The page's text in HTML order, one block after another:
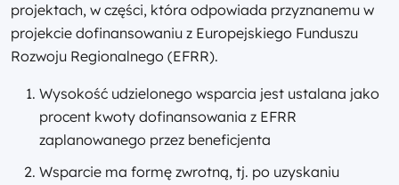
projektach, w części, która odpowiada przyznanemu w
projekcie dofinansowaniu z Europejskiego Funduszu
Rozwoju Regionalnego (EFRR).
Wysokość udzielonego wsparcia jest ustalana jako
procent kwoty dofinansowania z EFRR
zaplanowanego przez beneficjenta
Wsparcie ma formę zwrotną, tj. po uzyskaniu